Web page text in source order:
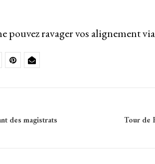
ravager vos alignement
des magistrats
Tour de